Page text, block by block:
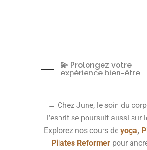
💫 Prolongez votre
expérience bien-être
→ Chez June, le soin du
l’esprit se poursuit aussi sur
Explorez nos cours deyoga,
Pilates Reformer pour